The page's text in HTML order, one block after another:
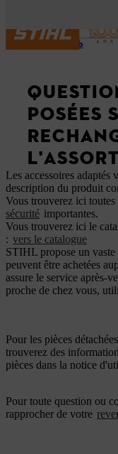
Site web
POSÉES
Les accessoires adaptés
description du produit
Vous trouverez ici toutes
sécurité importantes.
Vous trouverez ici le
: vers le catalogue
STIHL propose un vaste
peuvent être achetées
assure le service après-
proche de chez vous,
Pour les pièces
trouverez des
pièces dans la notice
Pour toute question ou
rapprocher de votre